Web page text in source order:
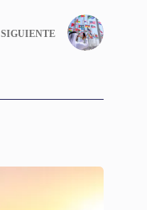
SIGUIENTE